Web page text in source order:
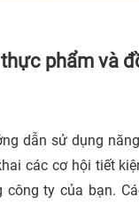
phẩm và
dẫn sử dụng
các cơ hội tiết
ty của bạn.